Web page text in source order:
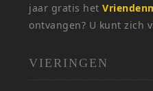
jaar gratis het
ontvangen? U kunt zich
VIERINGEN